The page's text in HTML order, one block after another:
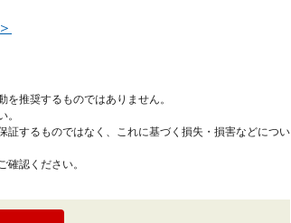
推奨するものではありません。
。
するものではなく、これに基づく損失・損害などについ
認ください。